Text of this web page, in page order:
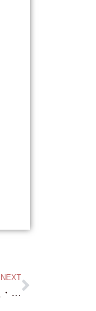
NEXT
新着！・これは基地にバッチリだ！・北比良・琵琶湖まで数分・更地・トレーラーハウス基地・約395.67坪 2,800万円!!!!!!!!!